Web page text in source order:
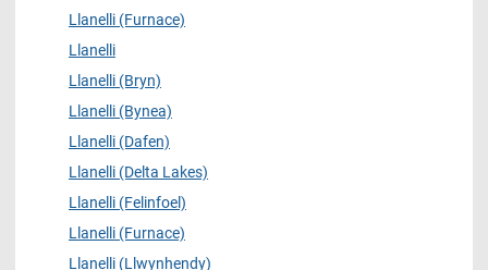
Llanelli (Furnace)
Llanelli
Llanelli (Bryn)
Llanelli (Bynea)
Llanelli (Dafen)
Llanelli (Delta Lakes)
Llanelli (Felinfoel)
Llanelli (Furnace)
Llanelli (Llwynhendy)